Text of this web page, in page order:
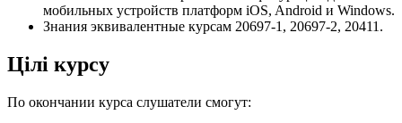
мобильных устройств платформ iOS, Android и Windows.
Знания эквивалентные курсам 20697-1, 20697-2, 20411.
Цілі курсу
По окончании курса слушатели смогут: